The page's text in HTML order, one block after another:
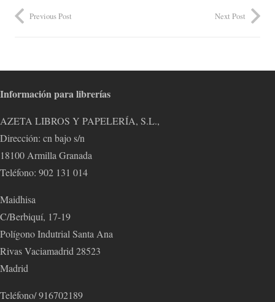
Previous Post Next Post
Información para librerías
AZETA LIBROS Y PAPELERÍA, S.L.,
Dirección: cn bajo s/n
18100 Armilla Granada
Teléfono: 902 131 014
Maidhisa
C/Berbiquí, 17-19
Polígono Indutrial Santa Ana
Rivas Vaciamadrid 28523
Madrid
Teléfono/ 916702189